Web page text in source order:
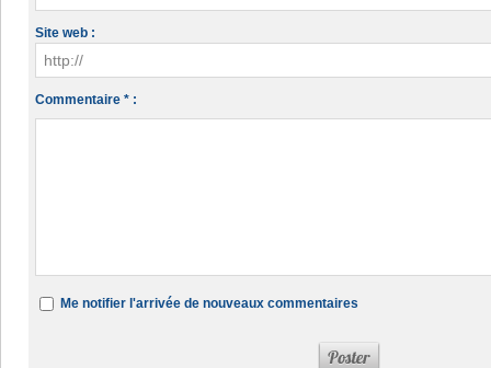
Site web :
Commentaire * :
Me notifier l'arrivée de nouveaux commentaires